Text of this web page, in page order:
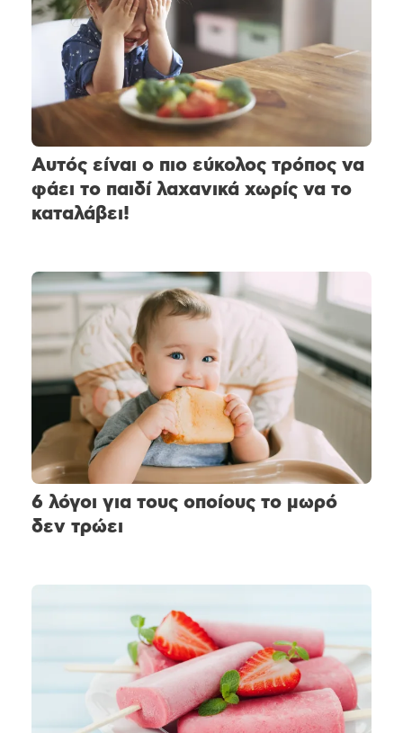
Αυτός είναι ο πιο εύκολος τρόπος να
φάει το παιδί λαχανικά χωρίς να το
καταλάβει!
6 λόγοι για τους οποίους το μωρό
δεν τρώει